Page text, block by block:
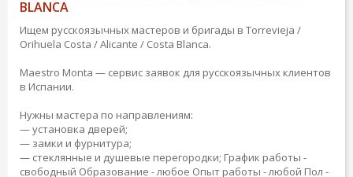
BLANCA
Ищем русскоязычных мастеров и бригады в Torrevieja /
Orihuela Costa / Alicante / Costa Blanca.
Maestro Monta — сервис заявок для русскоязычных клиентов
в Испании.
Нужны мастера по направлениям:
— установка дверей;
— замки и фурнитура;
— стеклянные и душевые перегородки; График работы -
свободный Образование - любое Опыт работы - любой Пол -